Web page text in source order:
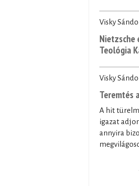
Visky Sándor
Nietzsche
Teológia
Visky
Teremtés
A hit
igazat
annyira